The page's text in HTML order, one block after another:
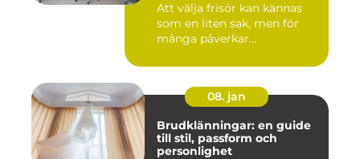
Att välja frisör kan kännas
som en liten sak, men för
många påverkar...
08. jan
Brudklänningar: en guide
till stil, passform och
personlighet